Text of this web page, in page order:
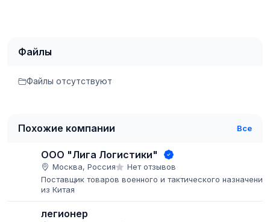
Файлы
Файлы отсутствуют
Похожие компании Все
ООО "Лига Логистики"
Москва, Россия
Нет отзывов
Поставщик товаров военного и тактического назначения
из Китая
легионер